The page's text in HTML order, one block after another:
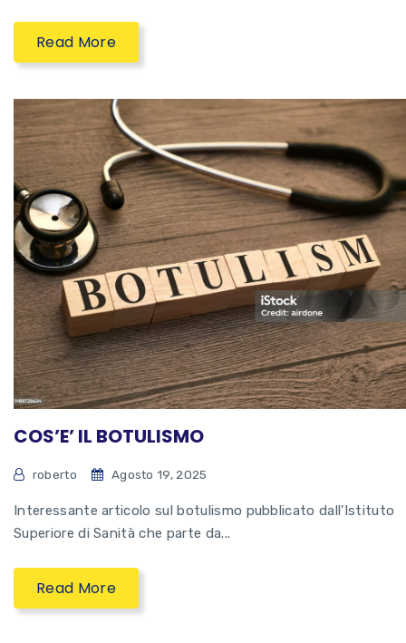
Read More
COS’E’ IL BOTULISMO
roberto Agosto 19, 2025
Interessante articolo sul botulismo pubblicato dall’Istituto
Superiore di Sanità che parte da...
Read More